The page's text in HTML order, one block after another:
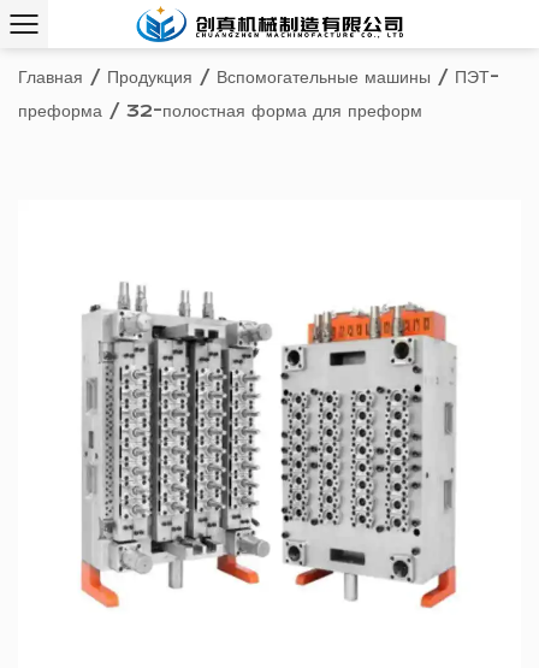
Главная / Продукция / Вспомогательные машины / ПЭТ-
преформа / 32-полостная форма для преформ